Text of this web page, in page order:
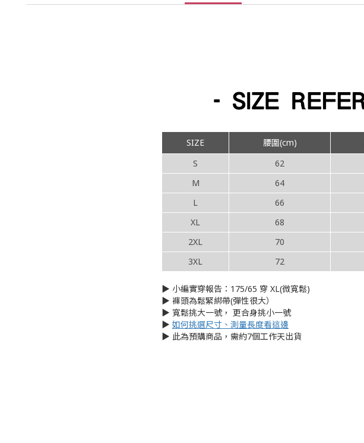
SIZE 腰圍(cm)
S
62
M
64
L
66
XL
68
2XL
70
3XL
72
▶︎ 小編實穿報告：175/65 穿 XL(微寬鬆)
▶︎ 褲頭為鬆緊綁帶(彈性很大）
▶︎ 寬鬆挑大一號， 更合身挑小一號
▶︎ 如何挑選尺寸、測量長度看這邊
▶︎ 此為預購商品，需約7個工作天出貨